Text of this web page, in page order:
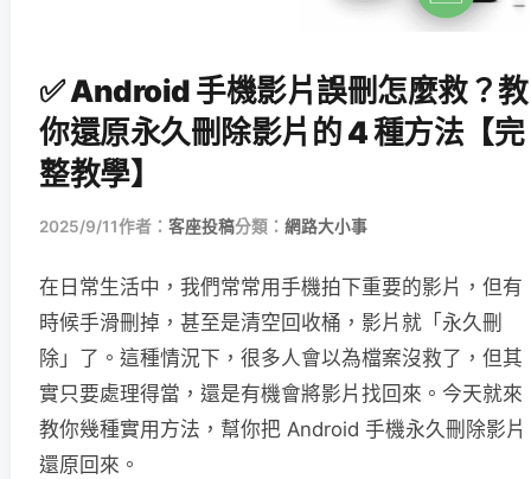
✅ Android 手機影片誤刪怎麼救？教
你還原永久刪除影片的 4 種方法【完
整教學】
2025/9/11作者： 客座投稿分類： 網路大小事
在日常生活中，我們常常用手機拍下重要的影片，但有
時候手滑刪掉，甚至是清空回收桶，影片就「永久刪
除」了。這種情況下，很多人會以為檔案沒救了，但其
實只要處理得當，還是有機會將影片找回來。今天就來
教你幾種實用方法，幫你把 Android 手機永久刪除影片
還原回來。